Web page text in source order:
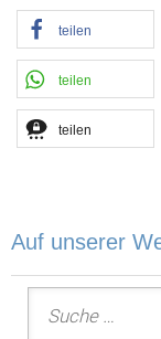
teilen
teilen
teilen
Auf unserer
Suche nach: